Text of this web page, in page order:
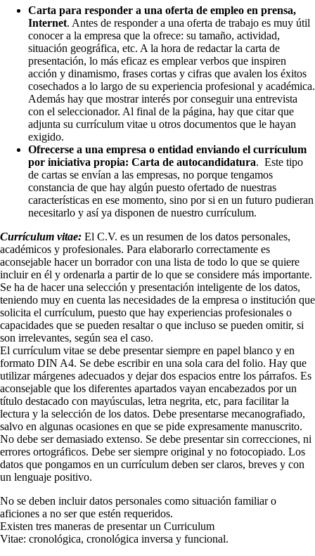
Carta para responder a una oferta de empleo en prensa,
Internet. Antes de responder a una oferta de trabajo es muy útil
conocer a la empresa que la ofrece: su tamaño, actividad,
situación geográfica, etc. A la hora de redactar la carta de
presentación, lo más eficaz es emplear verbos que inspiren
acción y dinamismo, frases cortas y cifras que avalen los éxitos
cosechados a lo largo de su experiencia profesional y académica.
Además hay que mostrar interés por conseguir una entrevista
con el seleccionador. Al final de la página, hay que citar que
adjunta su currículum vitae u otros documentos que le hayan
exigido.
Ofrecerse a una empresa o entidad enviando el currículum
por iniciativa propia: Carta de autocandidatura. Este tipo
de cartas se envían a las empresas, no porque tengamos
constancia de que hay algún puesto ofertado de nuestras
características en ese momento, sino por si en un futuro pudieran
necesitarlo y así ya disponen de nuestro currículum.
Currículum vitae: El C.V. es un resumen de los datos personales,
académicos y profesionales. Para elaborarlo correctamente es
aconsejable hacer un borrador con una lista de todo lo que se quiere
incluir en él y ordenarla a partir de lo que se considere más importante.
Se ha de hacer una selección y presentación inteligente de los datos,
teniendo muy en cuenta las necesidades de la empresa o institución que
solicita el currículum, puesto que hay experiencias profesionales o
capacidades que se pueden resaltar o que incluso se pueden omitir, si
son irrelevantes, según sea el caso.
El currículum vitae se debe presentar siempre en papel blanco y en
formato DIN A4. Se debe escribir en una sola cara del folio. Hay que
utilizar márgenes adecuados y dejar dos espacios entre los párrafos. Es
aconsejable que los diferentes apartados vayan encabezados por un
título destacado con mayúsculas, letra negrita, etc, para facilitar la
lectura y la selección de los datos. Debe presentarse mecanografiado,
salvo en algunas ocasiones en que se pide expresamente manuscrito.
No debe ser demasiado extenso. Se debe presentar sin correcciones, ni
errores ortográficos. Debe ser siempre original y no fotocopiado. Los
datos que pongamos en un currículum deben ser claros, breves y con
un lenguaje positivo.
No se deben incluir datos personales como situación familiar o
aficiones a no ser que estén requeridos.
Existen tres maneras de presentar un Curriculum
Vitae: cronológica, cronológica inversa y funcional.